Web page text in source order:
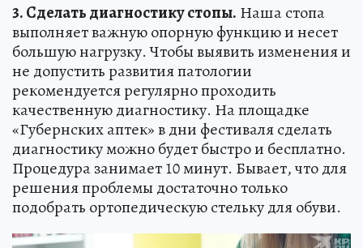
3. Сделать диагностику стопы. Наша стопа
выполняет важную опорную функцию и несет
большую нагрузку. Чтобы выявить изменения и
не допустить развития патологии
рекомендуется регулярно проходить
качественную диагностику. На площадке
«Губернских аптек» в дни фестиваля сделать
диагностику можно будет быстро и бесплатно.
Процедура занимает 10 минут. Бывает, что для
решения проблемы достаточно только
подобрать ортопедическую стельку для обуви.